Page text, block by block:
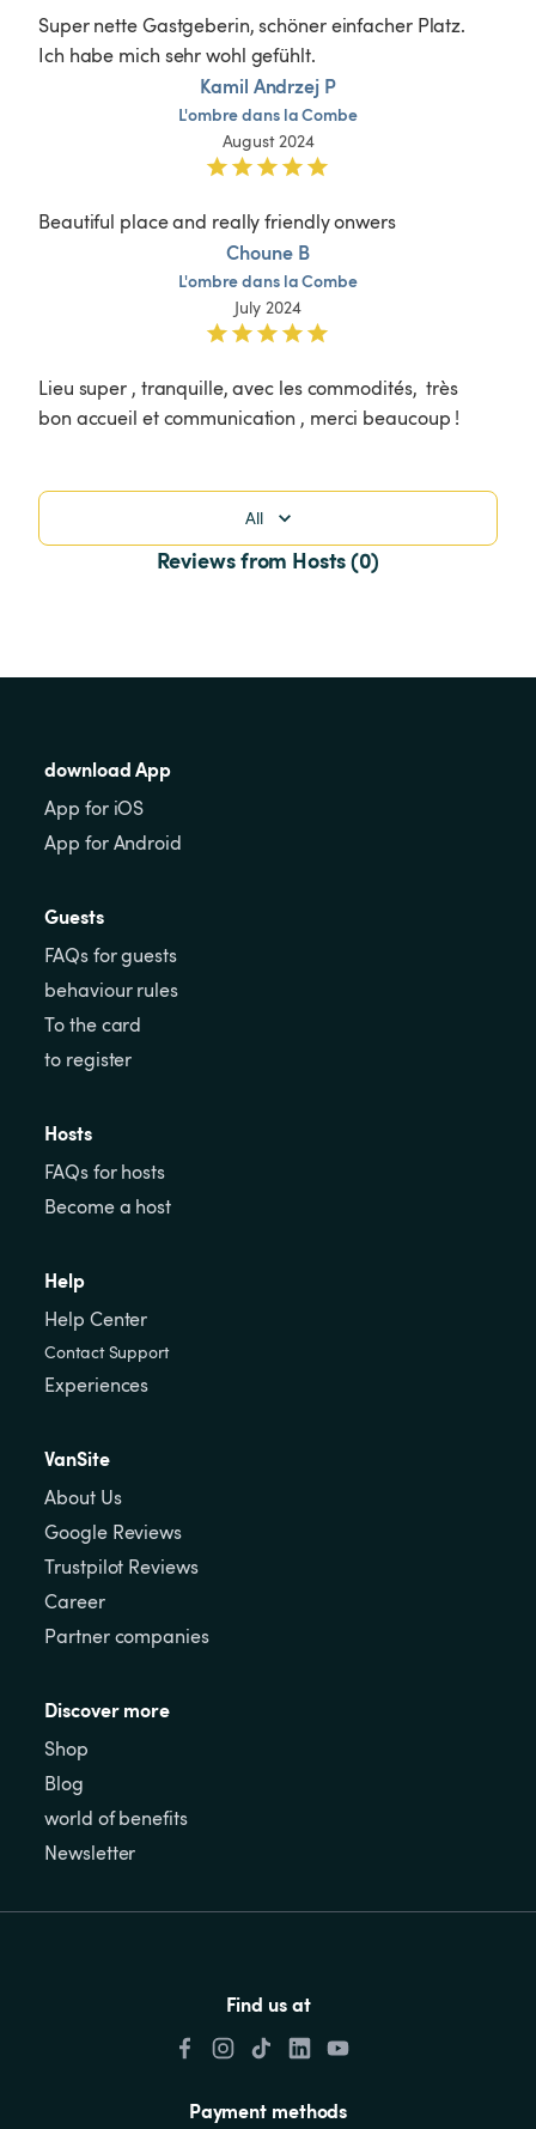
Super nette Gastgeberin, schöner einfacher Platz.
Ich habe mich sehr wohl gefühlt.
Kamil Andrzej P
L'ombredans laCombe
August 2024
Beautiful place and really friendly onwers
Choune B
L'ombredans laCombe
July 2024
Lieu super , tranquille, avec les commodités,  très
bon accueil et communication , merci beaucoup !
All
Reviews from Hosts (0)
download App
App for iOS
App for Android
Guests
FAQs for guests
behaviour rules
To the card
to register
Hosts
FAQs for hosts
Become a host
Help
Help Center
Contact Support
Experiences
VanSite
About Us
Google Reviews
Trustpilot Reviews
Career
Partner companies
Discover more
Shop
Blog
world of benefits
Newsletter
Find us at
Payment methods